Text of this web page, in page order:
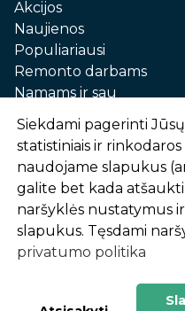
Akcijos
Naujienos
Populiariausi
Remonto darbams
Namams ir sau
Automobilių priežiūrai
Sodui ir daržui
Informacija
Apie mus
Prekių pirkimo –
Prekių pristatymas ir
Garantinis
Privatumo politika
Siekdami pagerinti
statistiniais ir
naudojame slapukus
galite bet kada
naršyklės nustatymus
slapukus. Tęsdami
privatumo politika